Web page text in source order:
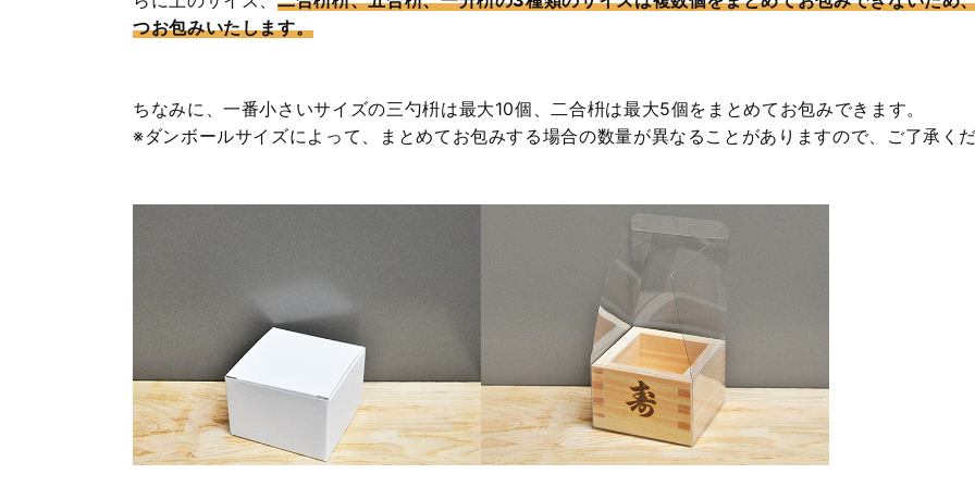
つお包みいたします。
ちなみに、一番小さいサイズの三勺枡は最大10個、二合枡は最大5個をまとめてお包みできます。
※ダンボールサイズによって、まとめてお包みする場合の数量が異なることがありますので、ご了承く